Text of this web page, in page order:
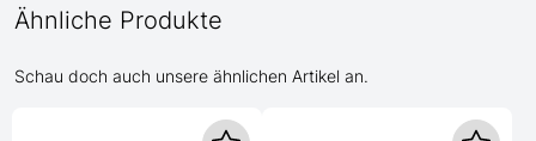
Ähnliche Produkte
Schau doch auch unsere ähnlichen Artikel an.